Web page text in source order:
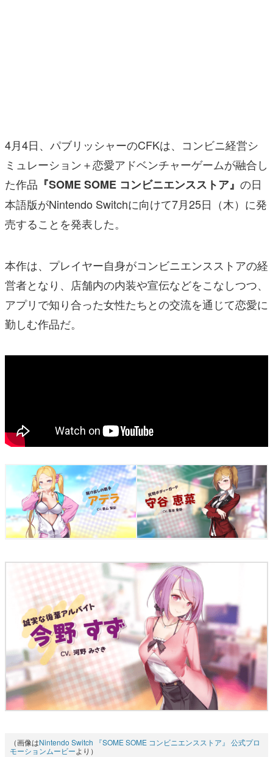
その他
電ファミニコゲーマーとは？
運営：株式会社マレ
4月4日、パブリッシャーのCFKは、コンビニ経営シ
ミュレーション＋恋愛アドベンチャーゲームが融合し
た作品 『SOME SOME コンビニエンスストア』 の日
本語版がNintendo Switchに向けて7月25日（木）に発
売することを発表した。
本作は、プレイヤー自身がコンビニエンスストアの経
営者となり、店舗内の内装や宣伝などをこなしつつ、
アプリで知り合った女性たちとの交流を通じて恋愛に
勤しむ作品だ。
（画像はNintendo Switch 『SOME SOME コンビニエンスストア』 公式プロ
モーションムービーより）